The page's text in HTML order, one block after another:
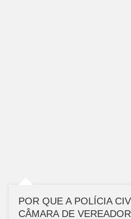
POR QUE A POLÍCIA
CÂMARA DE